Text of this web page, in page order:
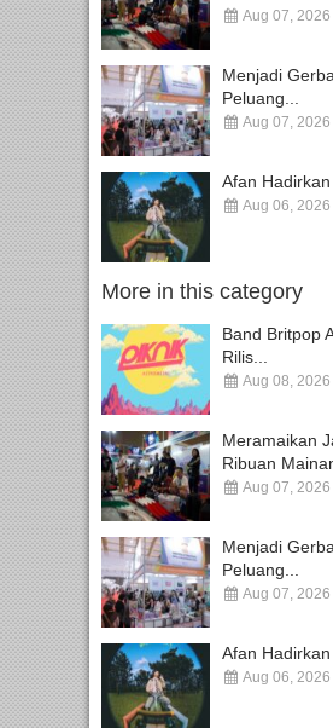
Aug 07, 2026
Menjadi
Peluang...
Aug 07, 2026
Afan Hadirkan
Aug 06, 2026
More in this category
Band Britpop
Rilis...
Aug 08, 2026
Meramaikan
Ribuan
Aug 07, 2026
Menjadi
Peluang...
Aug 07, 2026
Afan Hadirkan
Aug 06, 2026